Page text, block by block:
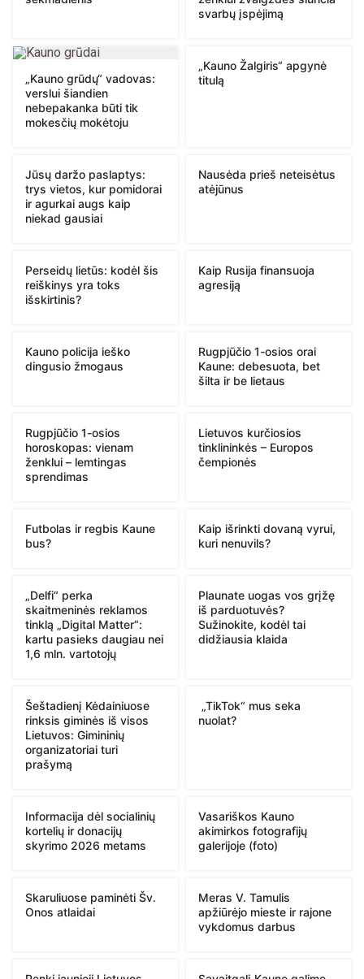
svarbų įspėjimą
„Kauno grūdų“ vadovas:
verslui šiandien
nebepakanka būti tik
mokesčių mokėtoju
„Kauno Žalgiris“ apgynė
titulą
Jūsų daržo paslaptys:
trys vietos, kur pomidorai
ir agurkai augs kaip
niekad gausiai
Nausėda prieš neteisėtus
atėjūnus
Perseidų lietūs: kodėl šis
reiškinys yra toks
išskirtinis?
Kaip Rusija finansuoja
agresiją
Kauno policija ieško
dingusio žmogaus
Rugpjūčio 1-osios orai
Kaune: debesuota, bet
šilta ir be lietaus
Rugpjūčio 1-osios
horoskopas: vienam
ženklui – lemtingas
sprendimas
Lietuvos kurčiosios
tinklininkės – Europos
čempionės
Futbolas ir regbis Kaune
bus?
Kaip išrinkti dovaną vyrui,
kuri nenuvils?
„Delfi“ perka
skaitmeninės reklamos
tinklą „Digital Matter“:
kartu pasieks daugiau nei
1,6 mln. vartotojų
Plaunate uogas vos grįžę
iš parduotuvės?
Sužinokite, kodėl tai
didžiausia klaida
Šeštadienį Kėdainiuose
rinksis giminės iš visos
Lietuvos: Gimininių
organizatoriai turi
prašymą
„TikTok“ mus seka
nuolat?
Informacija dėl socialinių
kortelių ir donacijų
skyrimo 2026 metams
Vasariškos Kauno
akimirkos fotografijų
galerijoje (foto)
Skaruliuose paminėti Šv.
Onos atlaidai
Meras V. Tamulis
apžiūrėjo mieste ir rajone
vykdomus darbus